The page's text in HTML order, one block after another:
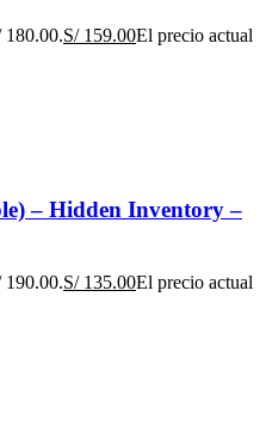
180.00.S/159.00El precio actual
– Hidden Inventory –
190.00.S/135.00El precio actual